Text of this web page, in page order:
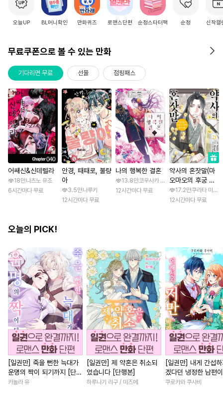
오늘UP BL머니확인 만화퀴즈 로맨스단편 순정스타터팩 순정 신작캘
무료쿠폰으로 볼 수 있는 만화
기다리면 무료 선물 점핑패스
어쌔신&신데렐라
18만나츠노 유조
6시간마다 무료
안경, 때때로, 불량
아
3.5만나루키
12시간마다 무료
나의 행복한 결혼
13.8만코우사카 리토 / 아기토기 아쿠미
12시간마다 무료
약사의 혼잣말(마
오마오의 후궁 수
수께끼 풀이수첩)
17.2만쿠라타 미노
12시간마다 무료
오늘의 PICK!
[일권만] 죽을 뻔한 늑대가
운명의 짝이 되기까지 [단행
본]
카놀라 유
[일권만] 제 약혼은 취소되
었습니다 [단행본]
하루나기 리구 / 미즈메
[일권만] 내게 간섭
겠다던 냉정한 남편
선지 저만 바라봅니
쿠로카와 쿠사비